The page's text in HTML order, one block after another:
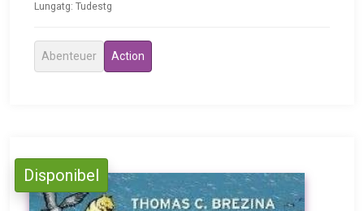
Lungatg: Tudestg
Abenteuer Action
Disponibel